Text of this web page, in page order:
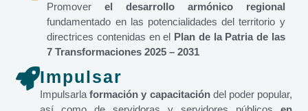
Promoverel desarrollo armónico regional
fundamentado en las potencialidades del territorio y
directrices contenidas en el Plan de la Patria de las
7 Transformaciones 2025 – 2031
Impulsar
Impulsarlaformación y capacitacióndel poder popular,